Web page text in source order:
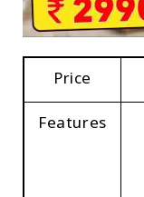
Price
Features